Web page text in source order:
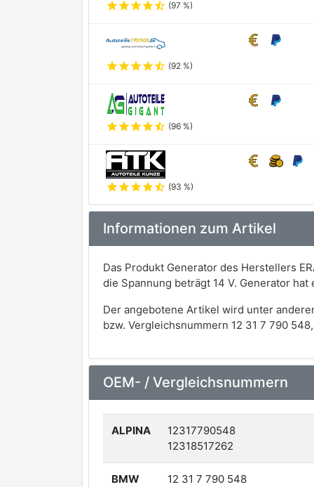
starstarstarstarstar_half (97 %)
starstarstarstarstar_half (92 %)
starstarstarstarstar_half (96 %)
starstarstarstarstar_half (93 %)
Informationen zum Artikel
Das Produkt Generator des Herstellers
die Spannung beträgt 14 V. Generator
Der angebotene Artikel wird unter
bzw. Vergleichsnummern 12 31 7 790
OEM- / Vergleichsnummern
ALPINA 12317790548
12318517262
BMW 12 31 7 790 548